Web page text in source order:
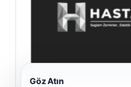
Göz Atın